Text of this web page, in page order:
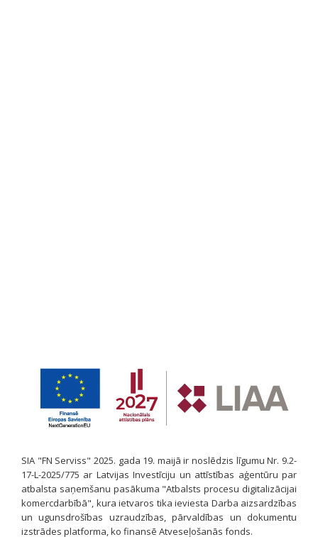
SIA "FN Serviss" 2025. gada 19. maijā ir noslēdzis līgumu Nr. 9.2-
17-L-2025/775 ar Latvijas Investīciju un attīstības aģentūru par
atbalsta saņemšanu pasākuma "Atbalsts procesu digitalizācijai
komercdarbībā", kura ietvaros tika ieviesta Darba aizsardzības
un ugunsdrošības uzraudzības, pārvaldības un dokumentu
izstrādes platforma, ko finansē Atveseļošanās fonds.